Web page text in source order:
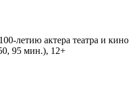
летию актера театра и кино
95 мин.), 12+